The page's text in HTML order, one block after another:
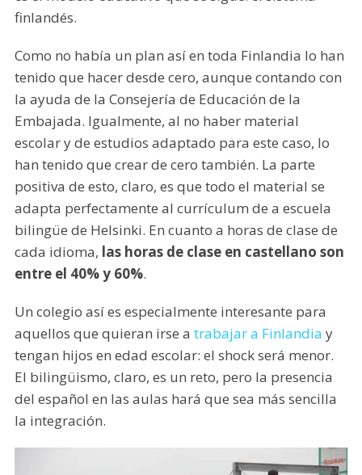
finlandés.
Como no había un plan así en toda Finlandia lo han
tenido que hacer desde cero, aunque contando con
la ayuda de la Consejería de Educación de la
Embajada. Igualmente, al no haber material
escolar y de estudios adaptado para este caso, lo
han tenido que crear de cero también. La parte
positiva de esto, claro, es que todo el material se
adapta perfectamente al currículum de a escuela
bilingüe de Helsinki. En cuanto a horas de clase de
cada idioma, las horas de clase en castellano son
entre el 40% y 60%.
Un colegio así es especialmente interesante para
aquellos que quieran irse a trabajar a Finlandia y
tengan hijos en edad escolar: el shock será menor.
El bilingüismo, claro, es un reto, pero la presencia
del español en las aulas hará que sea más sencilla
la integración.